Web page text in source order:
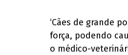
‘Cães de grande
força, podendo
o médico-